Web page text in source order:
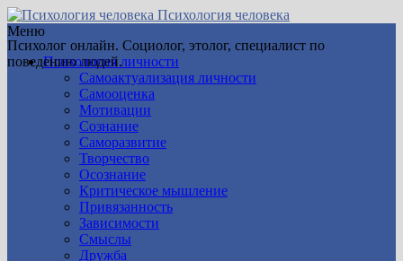
Психология человека
Психолог онлайн. Социолог, этолог, специалист по
поведению людей.
Меню
Психология личности
Самоактуализация личности
Самооценка
Мотивации
Сознание
Саморазвитие
Творчество
Осознание
Критическое мышление
Привязанность
Зависимости
Смыслы
Дружба